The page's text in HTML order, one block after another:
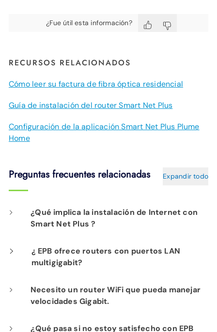
¿Fue útil esta información?
RECURSOS RELACIONADOS
Cómo leer su factura de fibra óptica residencial
Guía de instalación del router Smart Net Plus
Configuración de la aplicación Smart Net Plus Plume
Home
Preguntas frecuentes relacionadas Expandir todo
¿Qué implica la instalación de Internet con
Smart Net Plus ?
El día de la instalación, un técnico de EPB
determinará la mejor ubicación para su(s)
le brinde una excelente conectividad en cada
alguien en casa para la instalación. Esto
¿ EPB ofrece routers con puertos LAN
multigigabit?
El servicio EPB Smart Net Plus incluye un
enrutador con (1) conexión WAN de 10 Gig , (1)
Necesito un router WiFi que pueda manejar
velocidades Gigabit.
Para conexiones Gigabit, recomendamos un
¿Qué pasa si no estoy satisfecho con EPB